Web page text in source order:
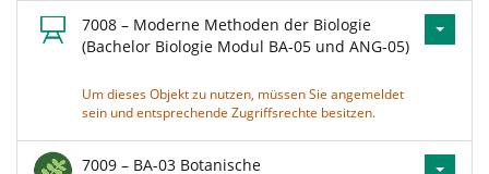
7008 – Moderne Methoden der Biologie
(Bachelor Biologie Modul BA-05 und ANG-05)
Um dieses Objekt zu nutzen, müssen Sie angemeldet
sein und entsprechende Zugriffsrechte besitzen.
7009 – BA-03 Botanische